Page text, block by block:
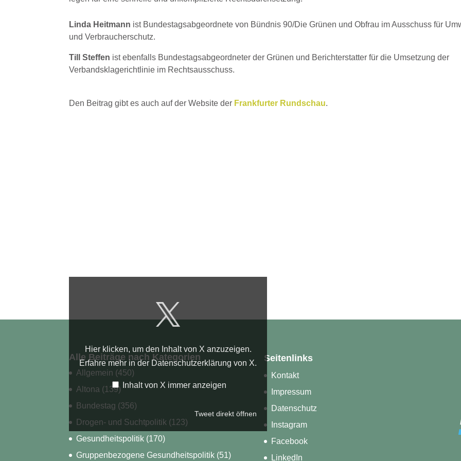
Linda Heitmann ist Bundestagsabgeordnete von Bündnis 90/Die Grünen und Obfrau im Ausschuss für
und Verbraucherschutz.
Till Steffen ist ebenfalls Bundestagsabgeordneter der Grünen und Berichterstatter für die Umsetzung der
Verbandsklagerichtlinie im Rechtsausschuss.
Den Beitrag gibt es auch auf der Website der Frankfurter Rundschau.
Hier klicken, um den Inhalt von X anzuzeigen.
Erfahre mehr in der Datenschutzerklärung von X.
Inhalt von X immer anzeigen
Tweet direkt öffnen
Alle Beiträge nach Kategorien
Allgemein (450)
Altona (139)
Bundestag (356)
Drogen- und Suchtpolitik (123)
Gesundheitspolitik (170)
Gruppenbezogene Gesundheitspolitik (51)
Seitenlinks
Kontakt
Impressum
Datenschutz
Instagram
Facebook
LinkedIn